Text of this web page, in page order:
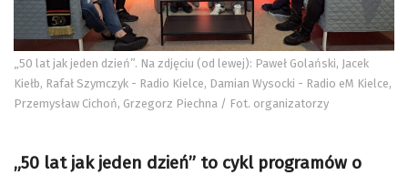
„50 lat jak jeden dzień”. Na zdjęciu (od lewej): Paweł Golański, Jacek
Kiełb, Rafał Szymczyk - Radio Kielce, Damian Wysocki - Radio eM Kielce,
Przemysław Cichoń, Grzegorz Piechna / Fot. organizatorzy
„50 lat jak jeden dzień” to cykl programów o